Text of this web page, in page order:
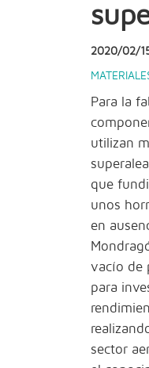
2020/02/
Para la
utilizan
que
unos
en
vacío de
para
sector